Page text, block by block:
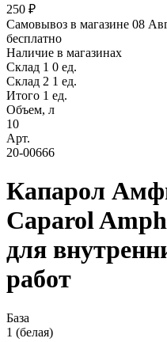
250 ₽
Самовывоз в магазине 08
бесплатно
Наличие в магазинах
Склад 1 0 ед.
Склад 2 1 ед.
Итого 1 ед.
Объем, л
10
Арт.
20-00666
Капарол
Caparol
для
работ
База
1 (белая)